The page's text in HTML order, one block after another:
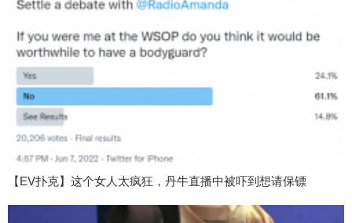
【EV扑克】这个女人太疯狂，丹牛直播中被吓到想请保镖